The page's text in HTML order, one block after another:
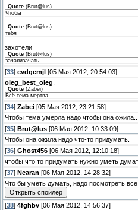
Quote (Brut@lus)
Чтобы
Quote (Brut@lus)
тебя
захотели
Quote (Brut@lus)
зачализачать
[33] cvdgemjl [05 Мая 2012, 20:54:03]
oleg_best_oleg
Quote (Zabei)
Всё тема мертва
[34] Zabei [05 Мая 2012, 23:21:58]
Чтобы тема умерла надо чтобы она ожила...
[35] Brut@lus [06 Мая 2012, 10:33:09]
Чтобы она ожила надо что-то придумать.
[36] Ghost456 [06 Мая 2012, 12:10:18]
чтобы что то придумать нужно уметь
[37] Nearan [06 Мая 2012, 14:28:32]
Что бы уметь думать, надо посмотреть
[38] 4fghbv [06 Мая 2012, 14:56:37]